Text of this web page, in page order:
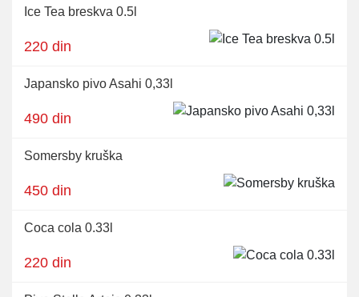
Ice Tea breskva 0.5l
220 din
Japansko pivo Asahi 0,33l
490 din
Somersby kruška
450 din
Coca cola 0.33l
220 din